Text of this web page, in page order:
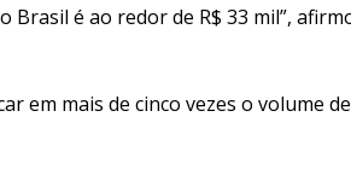
é ao redor de R$ 33 mil”,
em mais de cinco vezes o volume